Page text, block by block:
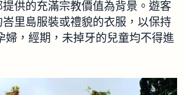
供的充滿宗教價值為背景。遊客
里島服裝或禮貌的衣服，以保持
婦，經期，未掉牙的兒童均不得進